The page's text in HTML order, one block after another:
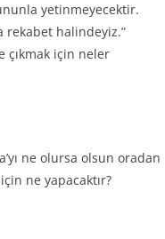
yetinmeyecektir.
rekabet halindeyiz.”
çıkmak için neler
ne olursa olsun oradan
ne yapacaktır?